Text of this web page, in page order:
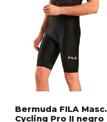
Bermuda FILA Masc.
Cycling Pro II negro